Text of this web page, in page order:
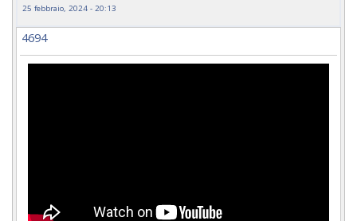
25 febbraio, 2024 - 20:13
4694